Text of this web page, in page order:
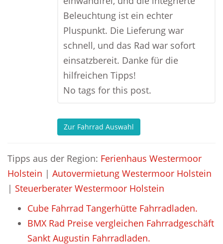
Beleuchtung ist ein echter
Pluspunkt. Die Lieferung war
schnell, und das Rad war sofort
einsatzbereit. Danke für die
hilfreichen Tipps!
No tags for this post.
Zur Fahrrad Auswahl
Tipps aus der Region: Ferienhaus Westermoor
Holstein | Autovermietung Westermoor Holstein
| Steuerberater Westermoor Holstein
Cube Fahrrad Tangerhütte Fahrradladen.
BMX Rad Preise vergleichen Fahrradgeschäft
Sankt Augustin Fahrradladen.